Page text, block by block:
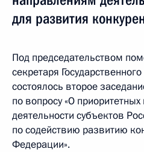
для развития
Под председательством
секретаря
состоялось второе
по вопросу «О
деятельности субъектов
по содействию развитию
Федерации».